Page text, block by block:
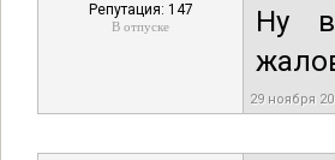
Репутация: 147
В отпуске
Ну
29 ноября